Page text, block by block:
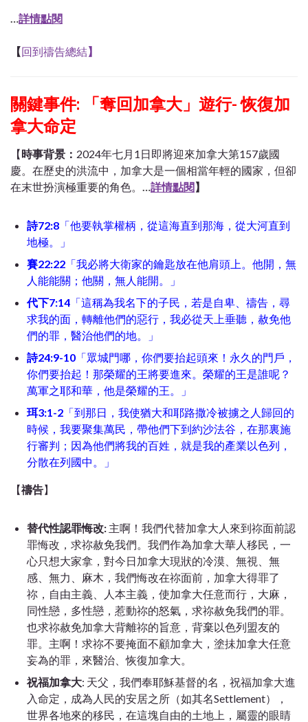
詳情點閱
【回到禱告總結】
關鍵事件: 「奪回加拿大」遊行- 恢復加
拿大命定
【時事背景： 2024年七月1日即將迎來加拿大第157歲國
慶。在歷史的洪流中，加拿大是一個相當年輕的國家，但卻
在末世扮演極重要的角色。
詳情點閱】
詩72:8 「他要執掌權柄，從這海直到那海，從大河直到
地極。」
賽22:22 「我必將大衛家的鑰匙放在他肩頭上。他開，無
人能能關；他關，無人能開。」
代下7:14 「這稱為我名下的子民，若是自卑、禱告，尋
求我的面，轉離他們的惡行，我必從天上垂聽，赦免他
們的罪，醫治他們的地。」
詩24:9-10 「眾城門哪，你們要抬起頭來！永久的門戶，
你們要抬起！那榮耀的王將要進來。榮耀的王是誰呢？
萬軍之耶和華，他是榮耀的王。」
珥3:1-2 「到那日，我使猶大和耶路撒冷被擄之人歸回的
時候，我要聚集萬民，帶他們下到約沙法谷，在那裏施
行審判；因為他們將我的百姓，就是我的產業以色列，
分散在列國中。」
【禱告】
替代性認罪悔改: 主啊！我們代替加拿大人來到祢面前認
罪悔改，求祢赦免我們。我們作為加拿大華人移民，一
心只想大家拿，對今日加拿大現狀的冷漠、無視、無
感、無力、麻木，我們悔改在祢面前，加拿大得罪了
祢，自由主義、人本主義，使加拿大任意而行，大麻，
同性戀，多性戀，惹動祢的怒氣，求祢赦免我們的罪。
也求祢赦免加拿大背離祢的旨意，背棄以色列盟友的
罪。主啊！求祢不要掩面不顧加拿大，塗抺加拿大任意
妄為的罪，來醫治、恢復加拿大。
祝福加拿大: 天父，我們奉耶穌基督的名，祝福加拿大進
入命定，成為人民的安居之所（如其名Settlement），
世界各地來的移民，在這塊自由的土地上，屬靈的眼睛